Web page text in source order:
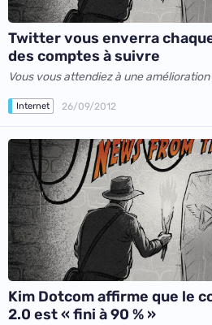
Twitter vous enverra
des comptes à suivre
Vous vous attendiez à une
Internet 26/09/2012
Kim Dotcom affirme que le
2.0 est « fini à 90 % »